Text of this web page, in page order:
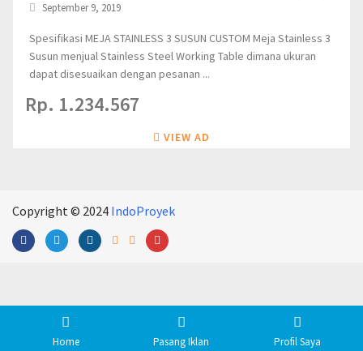
September 9, 2019
Spesifikasi MEJA STAINLESS 3 SUSUN CUSTOM Meja Stainless 3
Susun menjual Stainless Steel Working Table dimana ukuran
dapat disesuaikan dengan pesanan ...
Rp. 1.234.567
VIEW AD
Copyright © 2024 IndoProyek
Home Pasang Iklan Profil Saya